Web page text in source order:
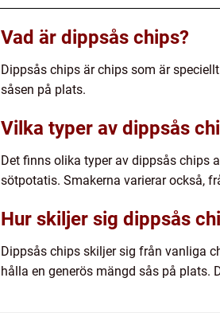
Vad är dippsås chips?
Dippsås chips är chips som är
såsen på plats.
Vilka typer av dippsås
Det finns olika typer av dippsås chips
sötpotatis. Smakerna varierar också,
Hur skiljer sig dippsås
Dippsås chips skiljer sig från vanliga
hålla en generös mängd sås på plats.